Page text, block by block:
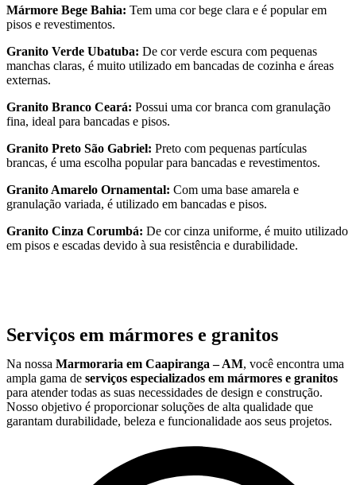
Mármore Bege Bahia: Tem uma cor bege clara e é popular em
pisos e revestimentos.
Granito Verde Ubatuba: De cor verde escura com pequenas
manchas claras, é muito utilizado em bancadas de cozinha e áreas
externas.
Granito Branco Ceará: Possui uma cor branca com granulação
fina, ideal para bancadas e pisos.
Granito Preto São Gabriel: Preto com pequenas partículas
brancas, é uma escolha popular para bancadas e revestimentos.
Granito Amarelo Ornamental: Com uma base amarela e
granulação variada, é utilizado em bancadas e pisos.
Granito Cinza Corumbá: De cor cinza uniforme, é muito utilizado
em pisos e escadas devido à sua resistência e durabilidade.
Serviços em mármores e granitos
Na nossa Marmoraria em Caapiranga – AM, você encontra uma
ampla gama de serviços especializados em mármores e granitos
para atender todas as suas necessidades de design e construção.
Nosso objetivo é proporcionar soluções de alta qualidade que
garantam durabilidade, beleza e funcionalidade aos seus projetos.